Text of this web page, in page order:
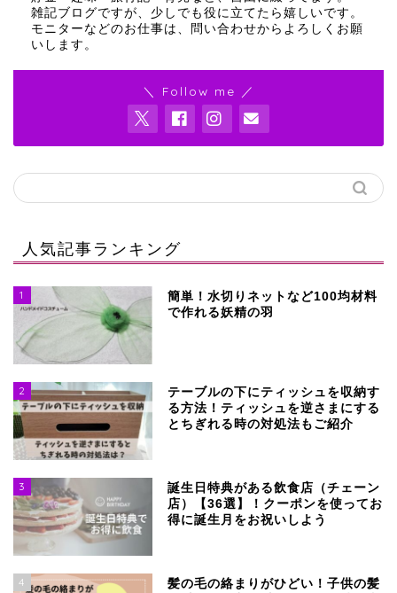
雑記ブログですが、少しでも役に立てたら嬉しいです。
モニターなどのお仕事は、問い合わせからよろしくお願
いします。
＼ Follow me ／
人気記事ランキング
1
簡単！水切りネットなど100均材料
で作れる妖精の羽
2
テーブルの下にティッシュを収納す
る方法！ティッシュを逆さまにする
とちぎれる時の対処法もご紹介
3
誕生日特典がある飲食店（チェーン
店）【36選】！クーポンを使ってお
得に誕生月をお祝いしよう
4
髪の毛の絡まりがひどい！子供の髪